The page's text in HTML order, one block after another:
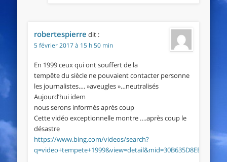
robertespierre dit :
5 février 2017 à 15 h 50 min
En 1999 ceux qui ont souffert de la
tempête du siècle ne pouvaient contacter personne
les journalistes…. »aveugles »…neutralisés
Aujourd’hui idem
nous serons informés après coup
Cette vidéo exceptionnelle montre ….après coup le
désastre
https://www.bing.com/videos/search?